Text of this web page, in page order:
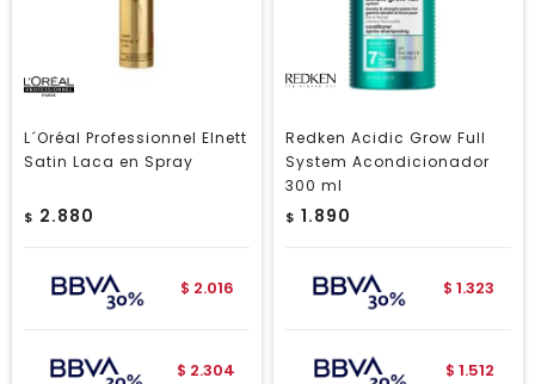
L´Oréal Professionnel Elnett
Satin Laca en Spray
$ 2.880
$ 2.016
$ 2.304
Redken Acidic Grow Full
System Acondicionador
300 ml
$ 1.890
$ 1.323
$ 1.512